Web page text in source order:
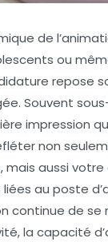
de
ou
repose
Souvent
impression
non
aussi
au poste
continue de se
la capacité